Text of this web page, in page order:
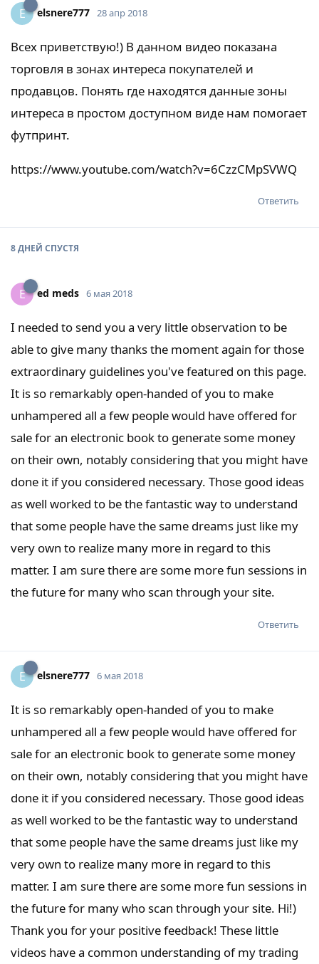
E elsnere777 28 апр 2018
Всех приветствую!) В данном видео показана
торговля в зонах интереса покупателей и
продавцов. Понять где находятся данные зоны
интереса в простом доступном виде нам помогает
футпринт.
https://www.youtube.com/watch?v=6CzzCMpSVWQ
Ответить
8 ДНЕЙ СПУСТЯ
E ed meds 6 мая 2018
I needed to send you a very little observation to be
able to give many thanks the moment again for those
extraordinary guidelines you've featured on this page.
It is so remarkably open-handed of you to make
unhampered all a few people would have offered for
sale for an electronic book to generate some money
on their own, notably considering that you might have
done it if you considered necessary. Those good ideas
as well worked to be the fantastic way to understand
that some people have the same dreams just like my
very own to realize many more in regard to this
matter. I am sure there are some more fun sessions in
the future for many who scan through your site.
Ответить
E elsnere777 6 мая 2018
It is so remarkably open-handed of you to make
unhampered all a few people would have offered for
sale for an electronic book to generate some money
on their own, notably considering that you might have
done it if you considered necessary. Those good ideas
as well worked to be the fantastic way to understand
that some people have the same dreams just like my
very own to realize many more in regard to this
matter. I am sure there are some more fun sessions in
the future for many who scan through your site. Hi!)
Thank you for your positive feedback! These little
videos have a common understanding of my trading